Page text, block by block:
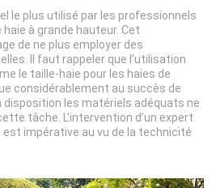
le plus utilisé par les professionnels
à grande hauteur. Cet
de ne plus employer des
Il faut rappeler que l’utilisation
le taille-haie pour les haies de
considérablement au succès de
disposition les matériels adéquats ne
tâche. L’intervention d’un expert
impérative au vu de la technicité